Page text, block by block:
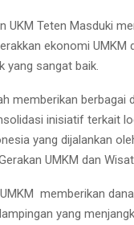
UKM Teten Masduki
ekonomi
yang sangat baik.
memberikan
inisiatif terkait
yang dijalankan
UMKM dan
memberikan
yang